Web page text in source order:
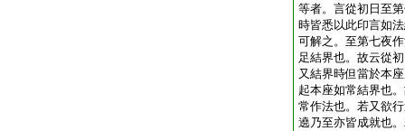
等者。言從初日至
時皆悉以此印言如
可解之。至第七夜
足結界也。故云從
又結界時但當於本
起本座如常結界也
常作法也。若又欲
遶乃至亦皆成就也